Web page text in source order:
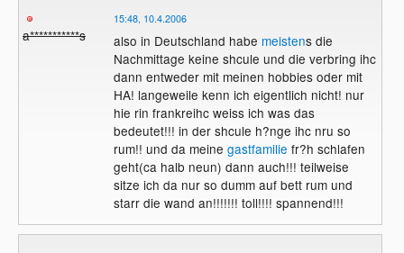
a***********s
15:48, 10.4.2006
also in Deutschland habe meistens die
Nachmittage keine shcule und die verbring ihc
dann entweder mit meinen hobbies oder mit
HA! langeweile kenn ich eigentlich nicht! nur
hie rin frankreihc weiss ich was das
bedeutet!!! in der shcule h?nge ihc nru so
rum!! und da meine gastfamilie fr?h schlafen
geht(ca halb neun) dann auch!!! teilweise
sitze ich da nur so dumm auf bett rum und
starr die wand an!!!!!!! toll!!!! spannend!!!